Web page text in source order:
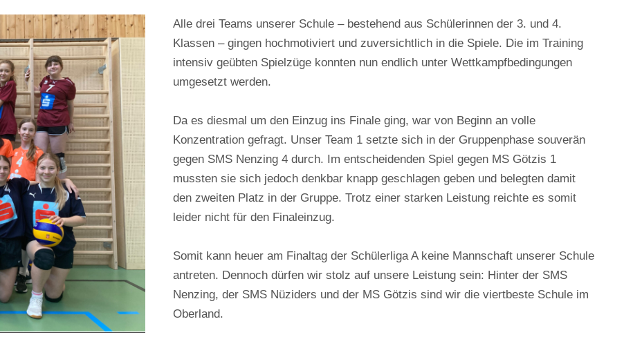
Alle drei Teams unserer Schule – bestehend aus Schülerinnen der 3. und 4.
Klassen – gingen hochmotiviert und zuversichtlich in die Spiele. Die im Training
intensiv geübten Spielzüge konnten nun endlich unter Wettkampfbedingungen
umgesetzt werden.
Da es diesmal um den Einzug ins Finale ging, war von Beginn an volle
Konzentration gefragt. Unser Team 1 setzte sich in der Gruppenphase souverän
gegen SMS Nenzing 4 durch. Im entscheidenden Spiel gegen MS Götzis 1
mussten sie sich jedoch denkbar knapp geschlagen geben und belegten damit
den zweiten Platz in der Gruppe. Trotz einer starken Leistung reichte es somit
leider nicht für den Finaleinzug.
Somit kann heuer am Finaltag der Schülerliga A keine Mannschaft unserer Schule
antreten. Dennoch dürfen wir stolz auf unsere Leistung sein: Hinter der SMS
Nenzing, der SMS Nüziders und der MS Götzis sind wir die viertbeste Schule im
Oberland.